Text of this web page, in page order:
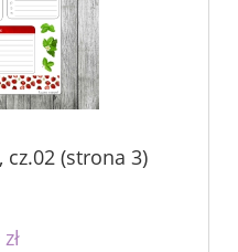
(strona 3)